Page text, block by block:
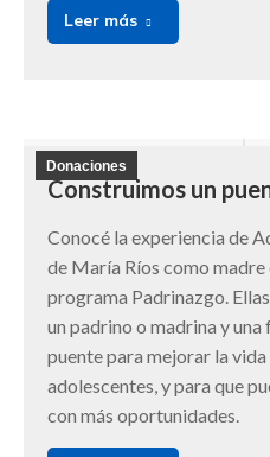
Leer más
Donaciones
Construimos un
Conocé la experiencia de
de María Ríos como madre
programa Padrinazgo.
un padrino o madrina y
puente para mejorar la vida
adolescentes, y para que
con más oportunidades.